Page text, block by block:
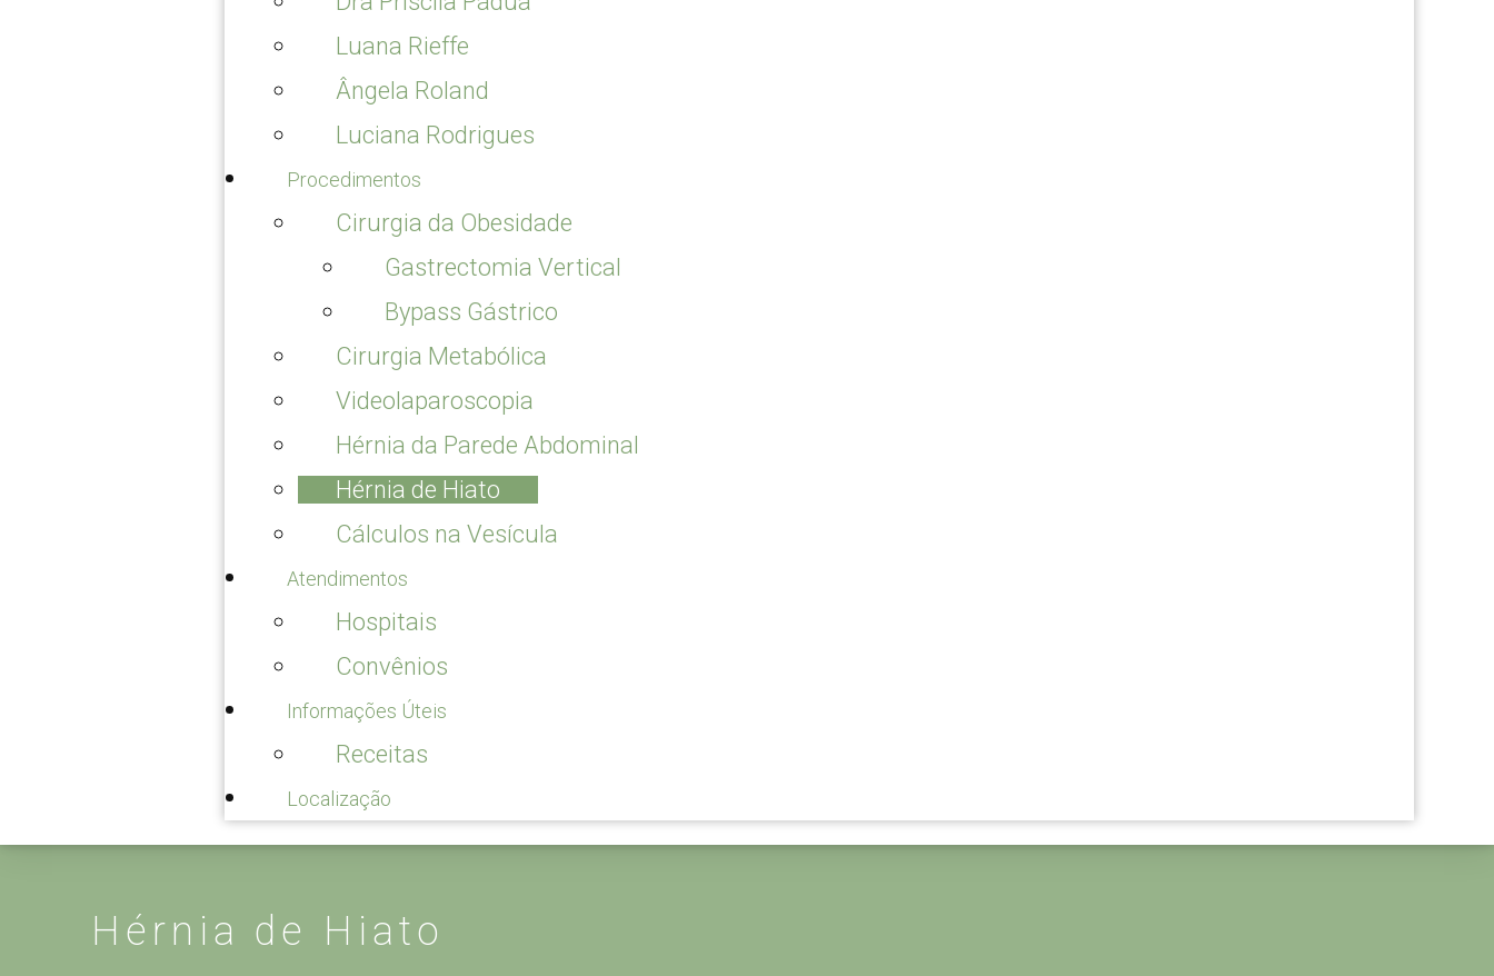
Luana Rieffe
Ângela Roland
Luciana Rodrigues
Procedimentos
Cirurgia da Obesidade
Gastrectomia Vertical
Bypass Gástrico
Cirurgia Metabólica
Videolaparoscopia
Hérnia da Parede Abdominal
Hérnia de Hiato
Cálculos na Vesícula
Atendimentos
Hospitais
Convênios
Informações Úteis
Receitas
Localização
Hérnia de Hiato